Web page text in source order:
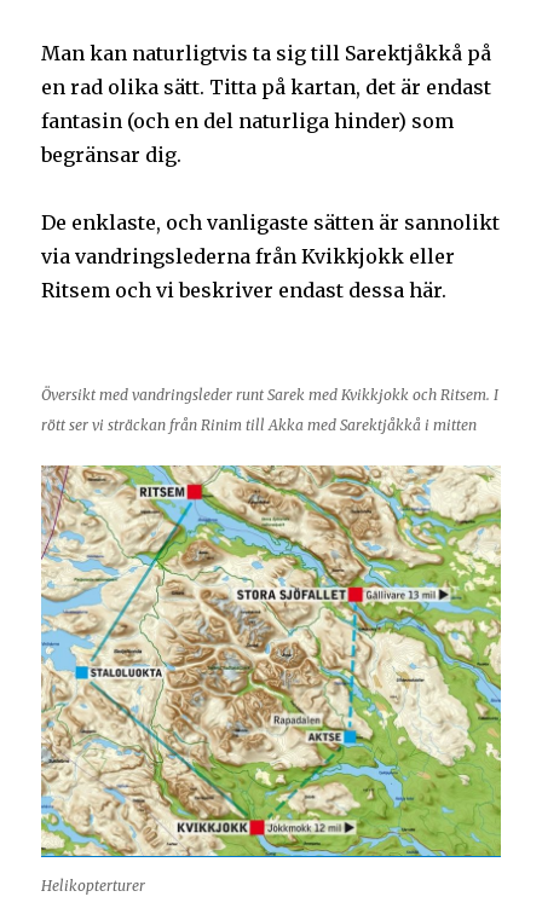
Man kan naturligtvis ta sig till Sarektjåkkå på
en rad olika sätt. Titta på kartan, det är endast
fantasin (och en del naturliga hinder) som
begränsar dig.
De enklaste, och vanligaste sätten är sannolikt
via vandringslederna från Kvikkjokk eller
Ritsem och vi beskriver endast dessa här.
Översikt med vandringsleder runt Sarek med Kvikkjokk och Ritsem. I
rött ser vi sträckan från Rinim till Akka med Sarektjåkkå i mitten
Helikopterturer